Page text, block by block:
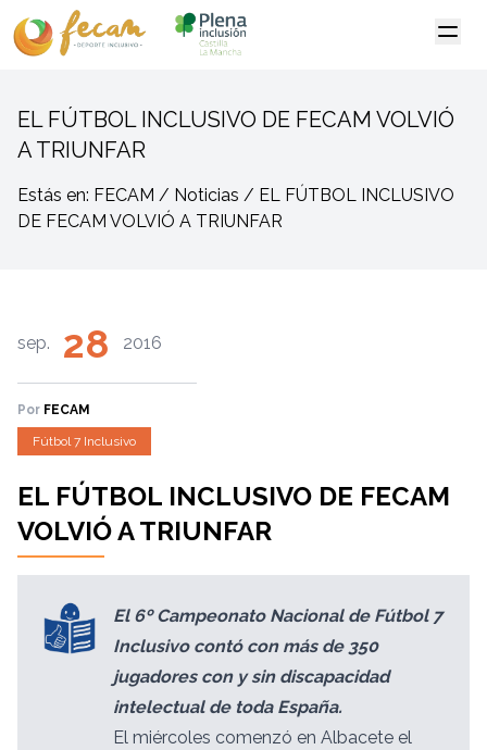
EL FÚTBOL INCLUSIVO DE FECAM VOLVIÓ
A TRIUNFAR
Estás en: FECAM / Noticias / EL FÚTBOL INCLUSIVO
DE FECAM VOLVIÓ A TRIUNFAR
sep. 28 2016
Por FECAM
Fútbol 7 Inclusivo
EL FÚTBOL INCLUSIVO DE FECAM
VOLVIÓ A TRIUNFAR
El 6º Campeonato Nacional de Fútbol 7
Inclusivo contó con más de 350
jugadores con y sin discapacidad
intelectual de toda España.
El miércoles comenzó en Albacete el